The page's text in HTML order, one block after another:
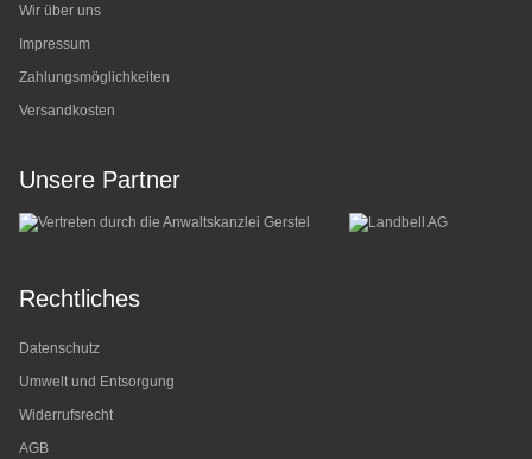
Wir über uns
Impressum
Zahlungsmöglichkeiten
Versandkosten
Unsere Partner
Rechtliches
Datenschutz
Umwelt und Entsorgung
Widerrufsrecht
AGB